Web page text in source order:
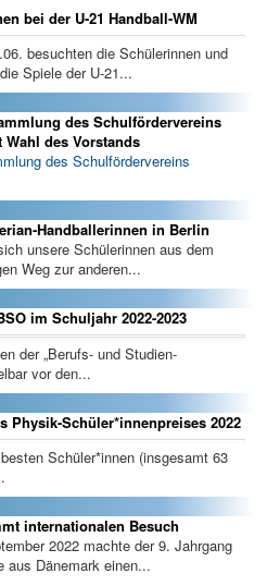
bei der U-21 Handball-WM
besuchten die Schülerinnen und
Spiele der U-21...
des Schulfördervereins
des Vorstands
des Schulfördervereins
Handballerinnen in Berlin
unsere Schülerinnen aus dem
Weg zur anderen...
im Schuljahr 2022-2023
der „Berufs- und Studien-
vor den...
Physik-Schüler*innenpreises 2022
Schüler*innen (insgesamt 63
internationalen Besuch
2022 machte der 9. Jahrgang
aus Dänemark einen...